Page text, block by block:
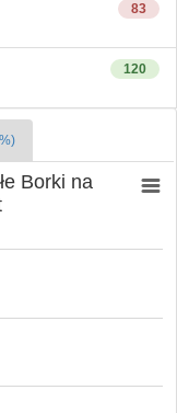
83
120
Borki na